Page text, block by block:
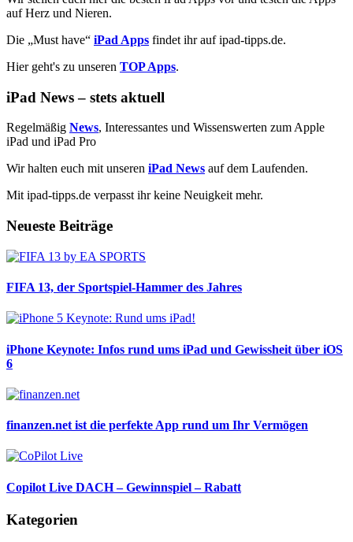
auf Herz und Nieren.
Die „Must have“ iPad Apps findet ihr auf ipad-tipps.de.
Hier geht's zu unseren TOP Apps.
iPad News – stets aktuell
Regelmäßig News, Interessantes und Wissenswerten zum Apple
iPad und iPad Pro
Wir halten euch mit unseren iPad News auf dem Laufenden.
Mit ipad-tipps.de verpasst ihr keine Neuigkeit mehr.
Neueste Beiträge
FIFA 13, der Sportspiel-Hammer des Jahres
iPhone Keynote: Infos rund ums iPad und Gewissheit über iOS
6
finanzen.net ist die perfekte App rund um Ihr Vermögen
Copilot Live DACH – Gewinnspiel – Rabatt
Kategorien